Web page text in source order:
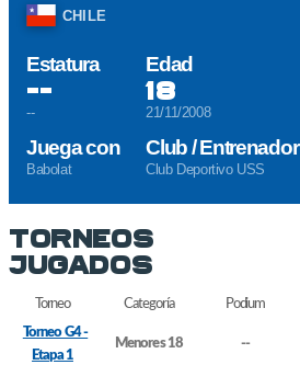
CHILE
Estatura
--
--
Juega con
Babolat
Edad
18
21/11/2008
Club / Entrenador
Club Deportivo USS
Torneos
Jugados
Torneo Categoría Podium
Torneo G4 -
Etapa 1
Menores 18 --